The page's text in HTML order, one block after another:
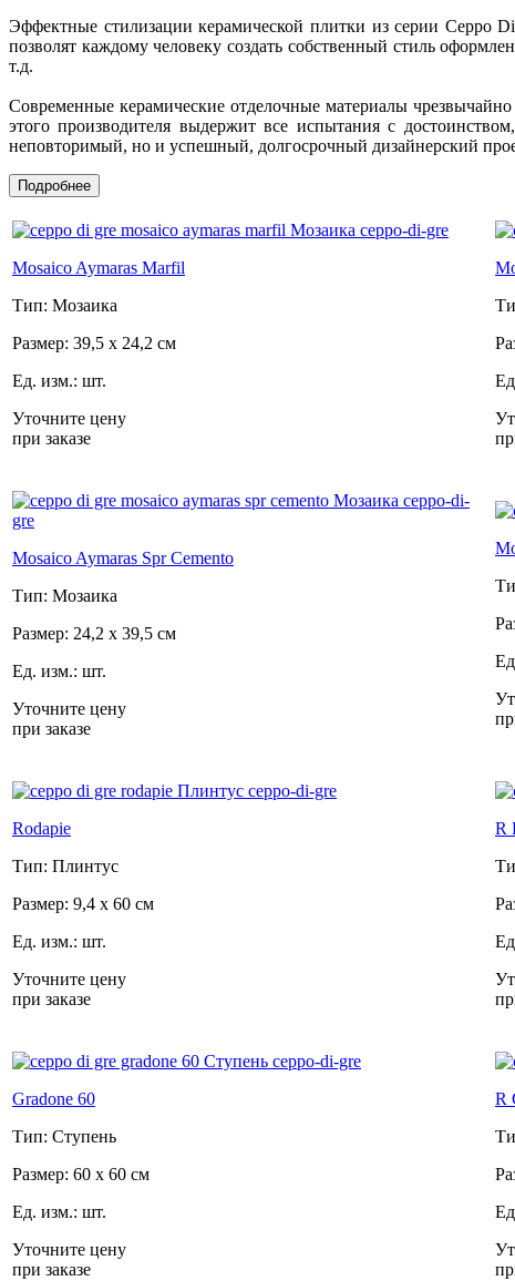
Эффектные стилизации керамической плитки из серии Ceppo
позволят каждому человеку создать собственный стиль
т.д.
Современные керамические отделочные материалы
этого производителя выдержит все испытания с
неповторимый, но и успешный, долгосрочный дизайнерский
Подробнее
Mosaico Aymaras Marfil
Тип: Мозаика
Размер: 39,5 x 24,2 см
Ед. изм.: шт.
Уточните цену
при заказе
Mosaico Aymaras Spr Cemento
Тип: Мозаика
Размер: 24,2 x 39,5 см
Ед. изм.: шт.
Уточните цену
при заказе
Rodapie
Тип: Плинтус
Размер: 9,4 x 60 см
Ед. изм.: шт.
Уточните цену
при заказе
R
Gradone 60
Тип: Ступень
Размер: 60 x 60 см
Ед. изм.: шт.
Уточните цену
при заказе
R